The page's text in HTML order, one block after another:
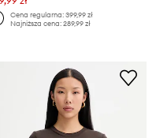
Cena regularna:399,99 zł
Najniższa cena:289,99 zł